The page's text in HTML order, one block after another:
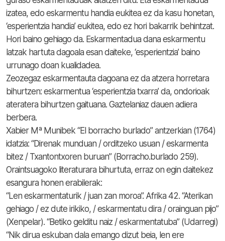
izatea, edo eskarmentu handia eukitea ez da kasu honetan,
‘esperientzia handia’ eukitea, edo ez hori bakarrik behintzat.
Hori baino gehiago da. Eskarmentadua dana eskarmentu
latzak hartuta dagoala esan daiteke, ‘esperientzia’ baino
urrunago doan kualidadea.
Zeozegaz eskarmentauta dagoana ez da atzera horretara
bihurtzen: eskarmentua ‘esperientzia txarra’ da, ondorioak
ateratera bihurtzen gaituana. Gaztelaniaz dauen adiera
berbera.
Xabier Mª Munibek “El borracho burlado” antzerkian (1764)
idatzia: “Direnak munduan / orditzeko usuan / eskarmenta
bitez / Txantontxoren buruan” (Borracho.burlado 259).
Oraintsuagoko literaturara bihurtuta, erraz on egin daitekez
esangura honen erabilerak:
“Len eskarmentaturik / juan zan moroa”. Afrika 42. “Aterikan
gehiago / ez dute irikiko, / eskarmentatu dira / orainguan pijo”
(Xenpelar). “Betiko gelditu naiz / eskarmentatuba” (Udarregi)
“Nik dirua eskuban dala emango dizut beia, len ere